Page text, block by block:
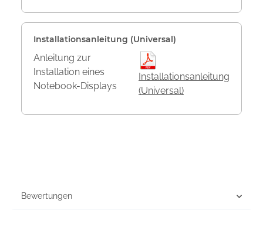
Installationsanleitung (Universal)
Anleitung zur
Installation eines
Notebook-Displays
Installationsanleitung
(Universal)
Bewertungen